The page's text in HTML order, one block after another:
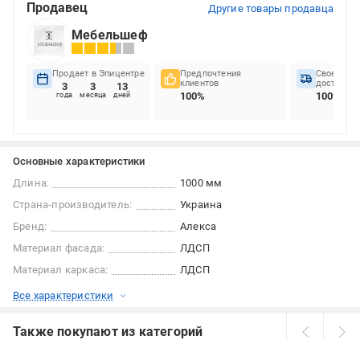
Продавец Другие товары продавца
Мебельшеф
Продает в Эпицентре
3
года
3
месяца
13
дней
Предпочтения
клиентов
100%
доставок
100%
Основные характеристики
Длина:
1000 мм
Страна-производитель:
Украина
Бренд:
Алекса
Материал фасада:
ЛДСП
Материал каркаса:
ЛДСП
Все характеристики
Также покупают из категорий